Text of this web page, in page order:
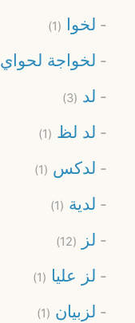
لخوا (1)
لخواجة لحواي
لد (3)
لد لظ (1)
لدكس (1)
لدية (1)
لز (12)
لز عليا (1)
لزبيان (1)